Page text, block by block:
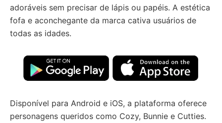
adoráveis sem precisar de lápis ou papéis. A estética
fofa e aconchegante da marca cativa usuários de
todas as idades.
Disponível para Android e iOS, a plataforma oferece
personagens queridos como Cozy, Bunnie e Cutties.